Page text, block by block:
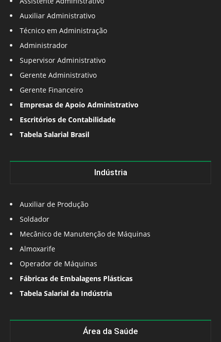
Auxiliar Administrativo
Técnico em Administração
Administrador
Supervisor Administrativo
Gerente Administrativo
Gerente Financeiro
Empresas de Apoio Administrativo
Escritórios de Contabilidade
Tabela Salarial Brasil
Indústria
Auxiliar de Produção
Soldador
Mecânico de Manutenção de Máquinas
Almoxarife
Operador de Máquinas
Fábricas de Embalagens Plásticas
Tabela Salarial da Indústria
Área da Saúde